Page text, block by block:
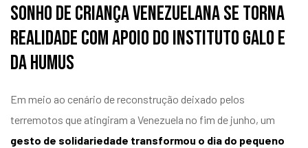
Sonho de criança venezuelana se torna
realidade com apoio do Instituto Galo e
da Humus
Em meio ao cenário de reconstrução deixado pelos
terremotos que atingiram a Venezuela no fim de junho, um
gesto de solidariedade transformou o dia do pequeno